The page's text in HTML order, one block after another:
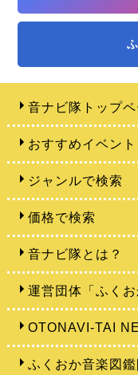
音ナビ隊トップペ
おすすめイベント
ジャンルで検索
価格で検索
音ナビ隊とは？
運営団体「ふく
OTONAVI-TAI
ふくおか音楽図鑑